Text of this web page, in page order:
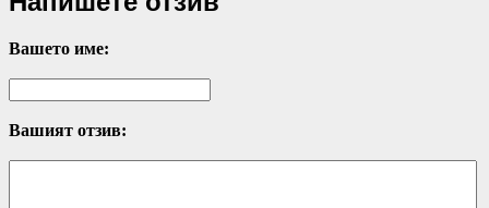
Вашето име:
Вашият отзив: